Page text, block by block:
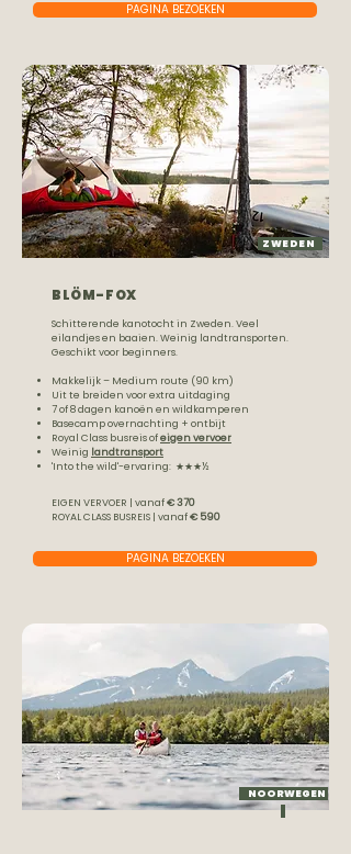
PAGINA BEZOEKEN
ZWEDEN
BLÖM-FOX
Schitterende kanotocht in Zweden. Veel
eilandjes en baaien. Weinig landtransporten.
Geschikt voor beginners.
Makkelijk – Medium route (90 km)
Uit te breiden voor extra uitdaging
7 of 8 dagen kanoën en wildkamperen
Basecamp overnachting + ontbijt
Royal Class busreis ofeigen vervoer
Weinig landtransport
'Into the wild'-ervaring: ★★★½
EIGEN VERVOER | vanaf€ 370
ROYAL CLASS BUSREIS | vanaf€ 590
PAGINA BEZOEKEN
NOORWEGEN